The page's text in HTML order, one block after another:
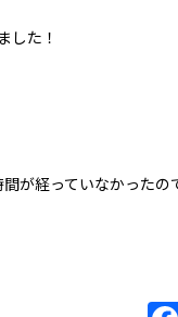
した！
が経っていなかった